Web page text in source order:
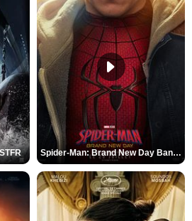
Spider-Man: Brand New Day Bande-annonce VO STFR